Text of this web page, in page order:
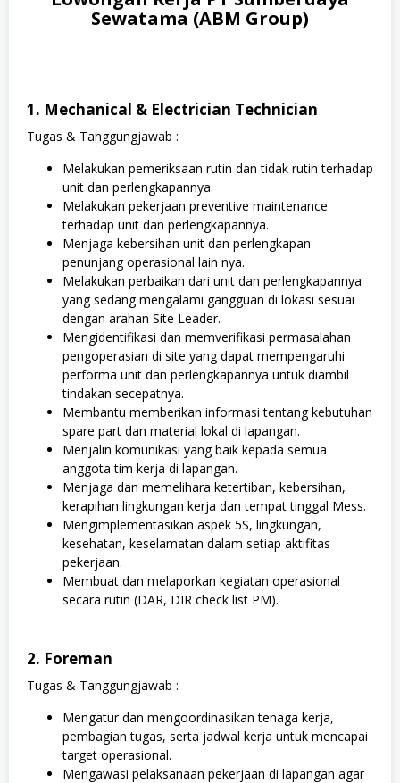
Sewatama (ABM Group)
1. Mechanical & Electrician Technician
Tugas & Tanggungjawab :
Melakukan pemeriksaan rutin dan tidak rutin terhadap
unit dan perlengkapannya.
Melakukan pekerjaan preventive maintenance
terhadap unit dan perlengkapannya.
Menjaga kebersihan unit dan perlengkapan
penunjang operasional lain nya.
Melakukan perbaikan dari unit dan perlengkapannya
yang sedang mengalami gangguan di lokasi sesuai
dengan arahan Site Leader.
Mengidentifikasi dan memverifikasi permasalahan
pengoperasian di site yang dapat mempengaruhi
performa unit dan perlengkapannya untuk diambil
tindakan secepatnya.
Membantu memberikan informasi tentang kebutuhan
spare part dan material lokal di lapangan.
Menjalin komunikasi yang baik kepada semua
anggota tim kerja di lapangan.
Menjaga dan memelihara ketertiban, kebersihan,
kerapihan lingkungan kerja dan tempat tinggal Mess.
Mengimplementasikan aspek 5S, lingkungan,
kesehatan, keselamatan dalam setiap aktifitas
pekerjaan.
Membuat dan melaporkan kegiatan operasional
secara rutin (DAR, DIR check list PM).
2. Foreman
Tugas & Tanggungjawab :
Mengatur dan mengoordinasikan tenaga kerja,
pembagian tugas, serta jadwal kerja untuk mencapai
target operasional.
Mengawasi pelaksanaan pekerjaan di lapangan agar